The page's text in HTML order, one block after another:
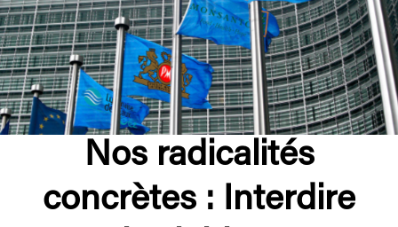
Nos radicalités
concrètes : Interdire